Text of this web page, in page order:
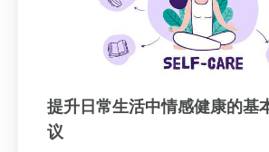
修并确保可靠的驾驶体验。提升您
您的电动车处于最佳状态！
提升日常生活中情感健康的基
议